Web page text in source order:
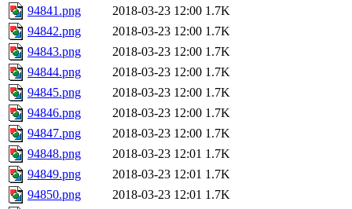
94841.png
2018-03-23 12:00 1.7K
94842.png
2018-03-23 12:00 1.7K
94843.png
2018-03-23 12:00 1.7K
94844.png
2018-03-23 12:00 1.7K
94845.png
2018-03-23 12:00 1.7K
94846.png
2018-03-23 12:00 1.7K
94847.png
2018-03-23 12:00 1.7K
94848.png
2018-03-23 12:01 1.7K
94849.png
2018-03-23 12:01 1.7K
94850.png
2018-03-23 12:01 1.7K